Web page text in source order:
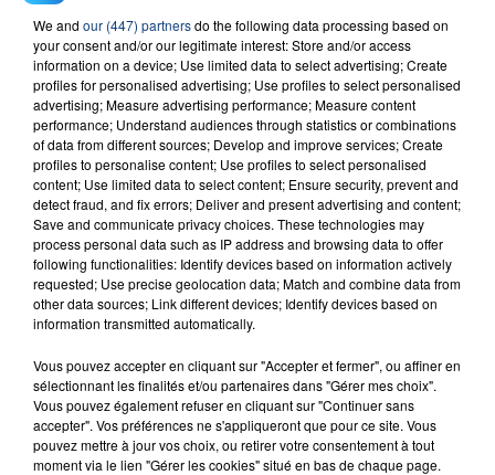
FIL D'ACTU
23 juillet 2026
INCENDIE MORTEL À LENS : UNE FEMME ET
SON BÉBÉ ENTRE LA VIE ET LA...
Un homme s'est immolé par le feu après avoir
aspergé sa compagne et leur bébé de trois mois
d'un liquide inflammable.
We and our (447) partnersdo the following data processing based on
your consent and/or our legitimate interest: Store and/or access
information on a device; Use limited data to select advertising; Create
profiles for personalised advertising; Use profiles to select personalised
advertising; Measure advertising performance; Measure content
performance; Understand audiences through statistics or combinations
of data from different sources; Develop and improve services; Create
profiles to personalise content; Use profiles to select personalised
content; Use limited data to select content; Ensure security, prevent and
detect fraud, and fix errors; Deliver and present advertising and content;
Save and communicate privacy choices. These technologies may
process personal data such as IP address and browsing data to offer
following functionalities: Identify devices based on information actively
requested; Use precise geolocation data; Match and combine data from
other data sources; Link different devices; Identify devices based on
information transmitted automatically.
Vous pouvez accepter en cliquant sur "Accepter et fermer", ou affiner en
sélectionnant les finalités et/ou partenaires dans "Gérer mes choix".
Vous pouvez également refuser en cliquant sur "Continuer sans
accepter". Vos préférences ne s'appliqueront que pour ce site. Vous
pouvez mettre à jour vos choix, ou retirer votre consentement à tout
moment via le lien "Gérer les cookies" situé en bas de chaque page.